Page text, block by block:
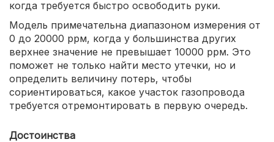
когда требуется быстро освободить руки.
Модель примечательна диапазоном измерения от
0 до 20000 ррм, когда у большинства других
верхнее значение не превышает 10000 ррм. Это
поможет не только найти место утечки, но и
определить величину потерь, чтобы
сориентироваться, какое участок газопровода
требуется отремонтировать в первую очередь.
Достоинства